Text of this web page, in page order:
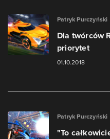
Patryk Purczyński
Dla twórców
priorytet
01.10.2018
Patryk Purczyński
"To